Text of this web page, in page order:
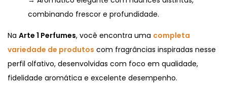
combinando frescor e profundidade.
Na Arte 1 Perfumes, você encontra uma completa
variedade de produtos com fragrâncias inspiradas nesse
perfil olfativo, desenvolvidas com foco em qualidade,
fidelidade aromática e excelente desempenho.